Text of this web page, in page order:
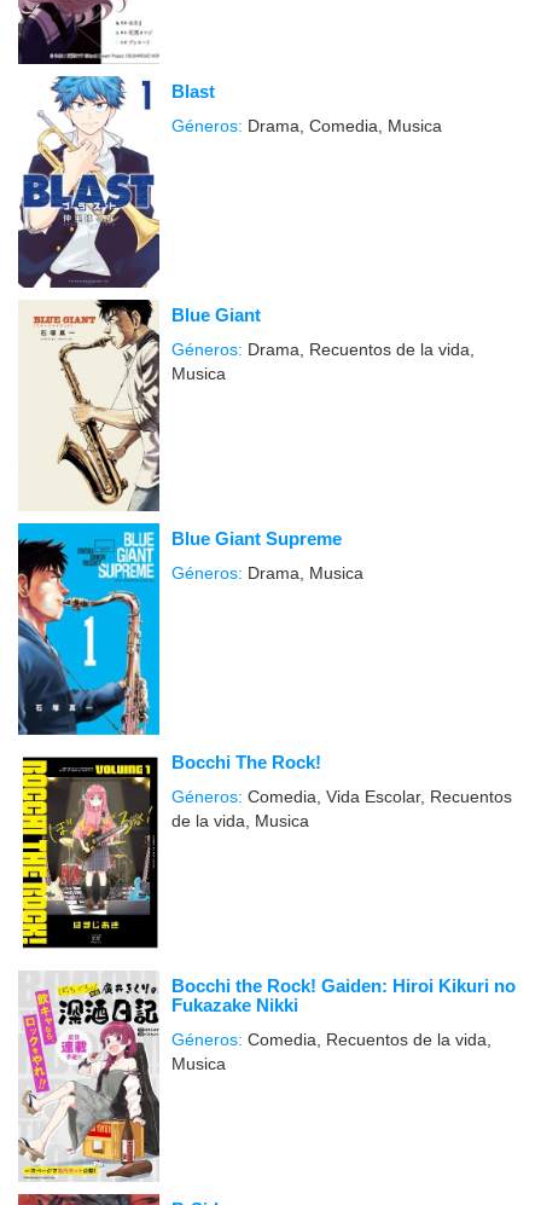
Blast
Géneros: Drama, Comedia, Musica
Blue Giant
Géneros: Drama, Recuentos de la vida,
Musica
Blue Giant Supreme
Géneros: Drama, Musica
Bocchi The Rock!
Géneros: Comedia, Vida Escolar, Recuentos
de la vida, Musica
Bocchi the Rock! Gaiden: Hiroi Kikuri no
Fukazake Nikki
Géneros: Comedia, Recuentos de la vida,
Musica